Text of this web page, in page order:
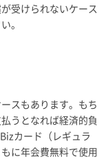
受けられないケース
。
スもあります。もち
うとなれば経済的負
カード（レギュラ
に年会費無料で使用